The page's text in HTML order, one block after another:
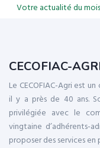
Votre actualité du mois
CECOFIAC-
Le CECOFIAC-Agri est
il y a près de 40 ans.
privilégiée avec le
vingtaine d’adhérents-
proposer des services en